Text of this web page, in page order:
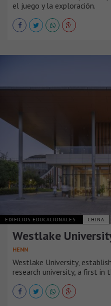
el juego y la exploración.
EDIFICIOS EDUCACIONALES CHINA
Westlake
HENN
Westlake University,
research university, a first in